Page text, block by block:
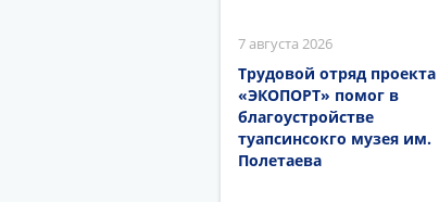
7 августа 2026
Трудовой отряд проекта
«ЭКОПОРТ» помог в
благоустройстве
туапсинсокго музея им.
Полетаева